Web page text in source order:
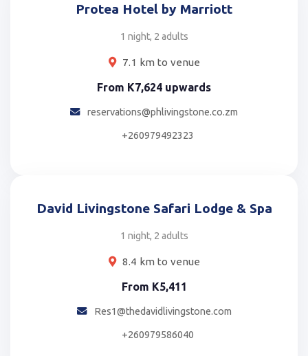
Protea Hotel by Marriott
1 night, 2 adults
7.1 km to venue
From K7,624 upwards
reservations@phlivingstone.co.zm
+260979492323
David Livingstone Safari Lodge & Spa
1 night, 2 adults
8.4 km to venue
From K5,411
Res1@thedavidlivingstone.com
+260979586040